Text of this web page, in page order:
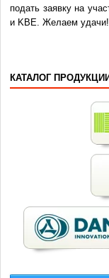
подать заявку на
и KBE. Желаем удачи!
КАТАЛОГ ПРОДУКЦИИ